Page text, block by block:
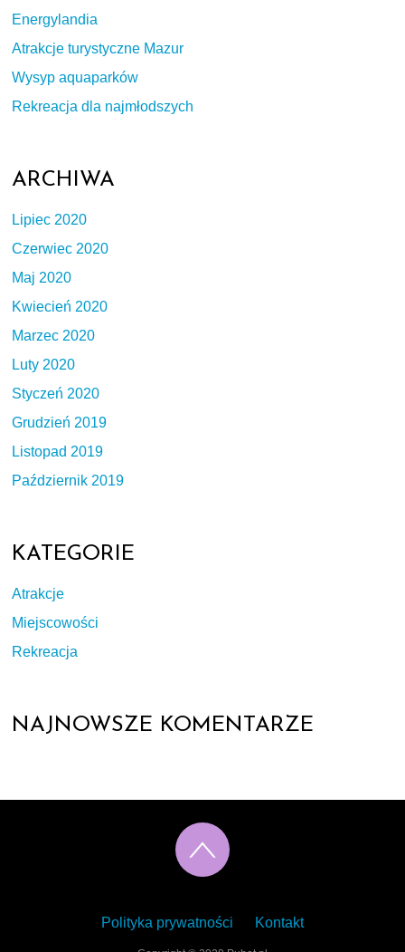
Energylandia
Atrakcje turystyczne Mazur
Wysyp aquaparków
Rekreacja dla najmłodszych
ARCHIWA
Lipiec 2020
Czerwiec 2020
Maj 2020
Kwiecień 2020
Marzec 2020
Luty 2020
Styczeń 2020
Grudzień 2019
Listopad 2019
Październik 2019
KATEGORIE
Atrakcje
Miejscowości
Rekreacja
NAJNOWSZE KOMENTARZE
Polityka prywatności Kontakt